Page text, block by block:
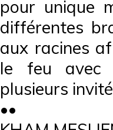
pour unique
différentes
aux racines
le feu avec
plusieurs
••